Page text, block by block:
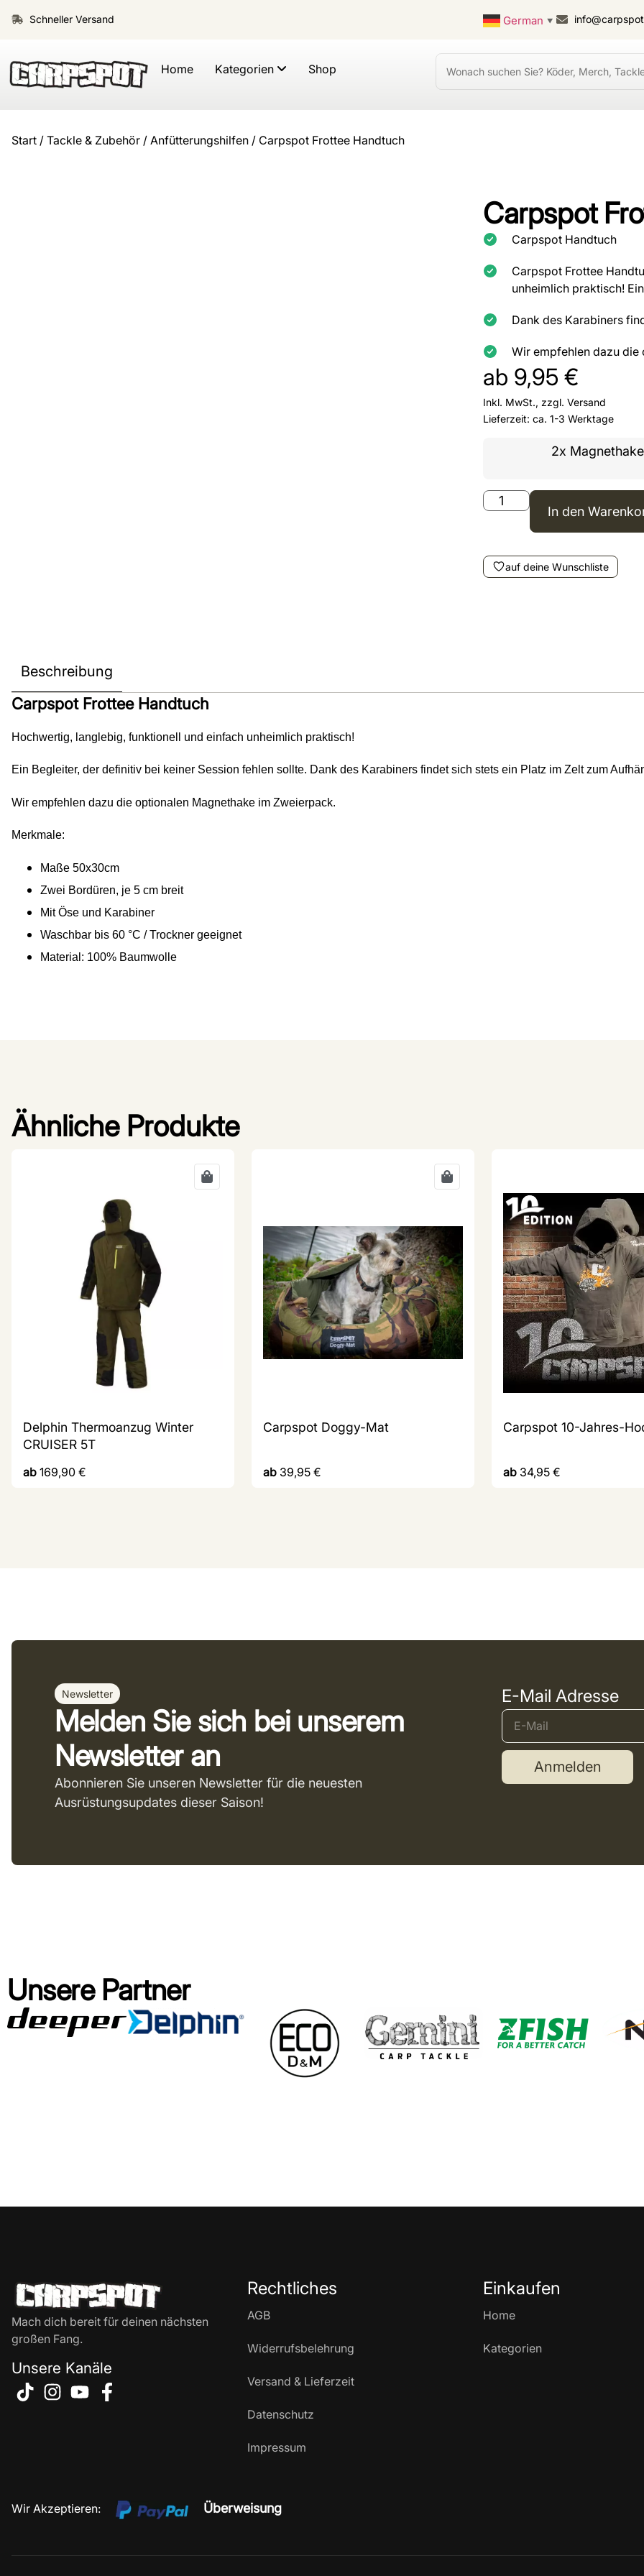
Schneller Versand German ▼
Home Kategorien Shop
Start / Tackle & Zubehör / Anfütterungshilfen / Carpspot Frottee Handtuch
Carpspot
Carpspot Handtuch
Carpspot Frottee
unheimlich praktisch!
Dank des Karabiners
Wir empfehlen dazu die
ab 9,95 €
Inkl. MwSt., zzgl. Versand
Lieferzeit: ca. 1-3 Werktage
2x
In den
auf deine Wunschliste
Beschreibung
Carpspot Frottee Handtuch
Hochwertig, langlebig, funktionell und einfach unheimlich praktisch!
Ein Begleiter, der definitiv bei keiner Session fehlen sollte. Dank des Karabiners findet sich stets ein Platz im Zelt zum
Wir empfehlen dazu die optionalen Magnethake im Zweierpack.
Merkmale:
Maße 50x30cm
Zwei Bordüren, je 5 cm breit
Mit Öse und Karabiner
Waschbar bis 60 °C / Trockner geeignet
Material: 100% Baumwolle
Ähnliche Produkte
Delphin Thermoanzug Winter
CRUISER 5T
ab 169,90 €
Carpspot Doggy-Mat
ab 39,95 €
Carpspot 10-Jahres-
ab 34,95 €
Newsletter
Melden Sie sich bei unserem
Newsletter an
Abonnieren Sie unseren Newsletter für die neuesten
Ausrüstungsupdates dieser Saison!
E-Mail Adresse
Anmelden
Unsere Partner
Mach dich bereit für deinen nächsten
großen Fang.
Unsere Kanäle
Rechtliches
AGB
Widerrufsbelehrung
Versand & Lieferzeit
Datenschutz
Impressum
Einkaufen
Home
Kategorien
Wir Akzeptieren: Überweisung